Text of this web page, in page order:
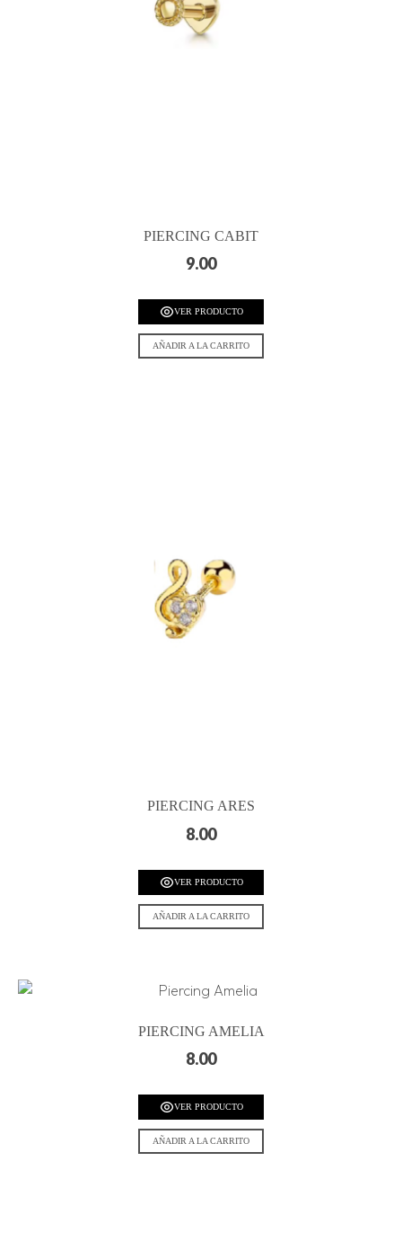
PIERCING CABIT
9.00
VER PRODUCTO
AÑADIR A LA CARRITO
PIERCING ARES
8.00
VER PRODUCTO
AÑADIR A LA CARRITO
PIERCING AMELIA
8.00
VER PRODUCTO
AÑADIR A LA CARRITO